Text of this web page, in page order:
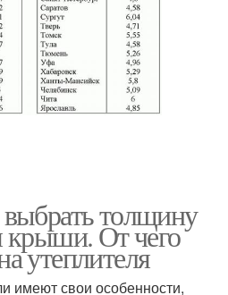
толщину
крыши. От чего
утеплителя
имеют свои особенности,